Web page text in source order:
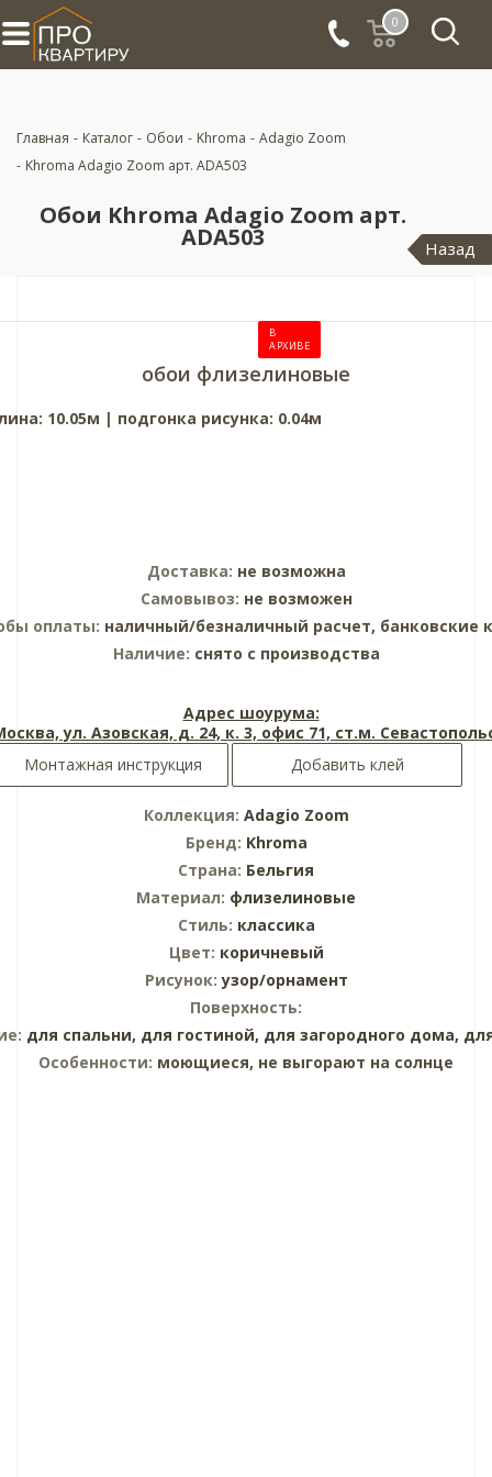
0
Главная - Каталог - Обои - Khroma - Adagio Zoom
- Khroma Adagio Zoom арт. ADA503
Обои Khroma Adagio Zoom арт.
ADA503 Назад
В
АРХИВЕ
обои флизелиновые
10.05м | подгонка рисунка: 0.04м
Доставка: не возможна
Самовывоз: не возможен
оплаты: наличный/безналичный расчет, банковские
Наличие: снято с производства
Адрес шоурума:
ул. Азовская, д. 24, к. 3, офис 71, ст.м.
Монтажная инструкция
Добавить клей
Коллекция: Adagio Zoom
Бренд: Khroma
Страна: Бельгия
Материал: флизелиновые
Стиль: классика
Цвет: коричневый
Рисунок:узор/орнамент
Поверхность:
для спальни, для гостиной, для загородного дома,
Особенности: моющиеся, не выгорают на солнце